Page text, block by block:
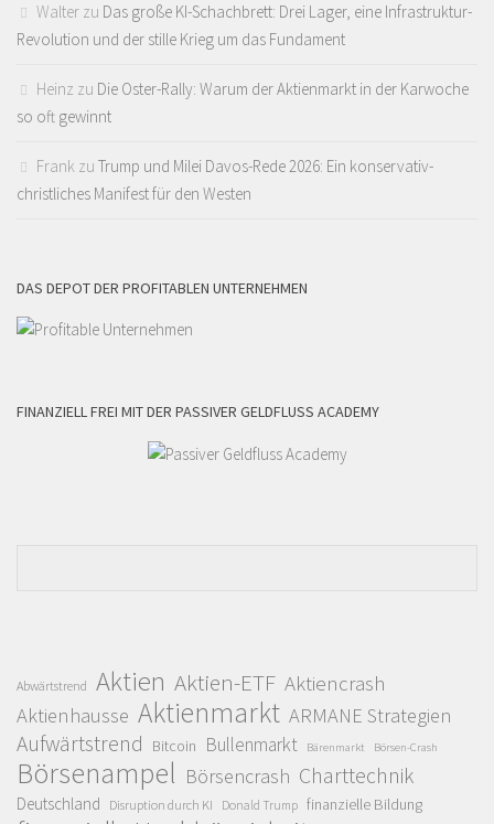
Walter zu Das große KI-Schachbrett: Drei Lager, eine Infrastruktur-
Revolution und der stille Krieg um das Fundament
Heinz zu Die Oster-Rally: Warum der Aktienmarkt in der Karwoche
so oft gewinnt
Frank zu Trump und Milei Davos-Rede 2026: Ein konservativ-
christliches Manifest für den Westen
DAS DEPOT DER PROFITABLEN UNTERNEHMEN
FINANZIELL FREI MIT DER PASSIVER GELDFLUSS ACADEMY
Abwärtstrend Aktien Aktien-ETF Aktiencrash
Aktienhausse Aktienmarkt ARMANE Strategien
Aufwärtstrend Bitcoin Bullenmarkt Bärenmarkt Börsen-Crash
Börsenampel Börsencrash Charttechnik
Deutschland Disruption durch KI Donald Trump finanzielle Bildung